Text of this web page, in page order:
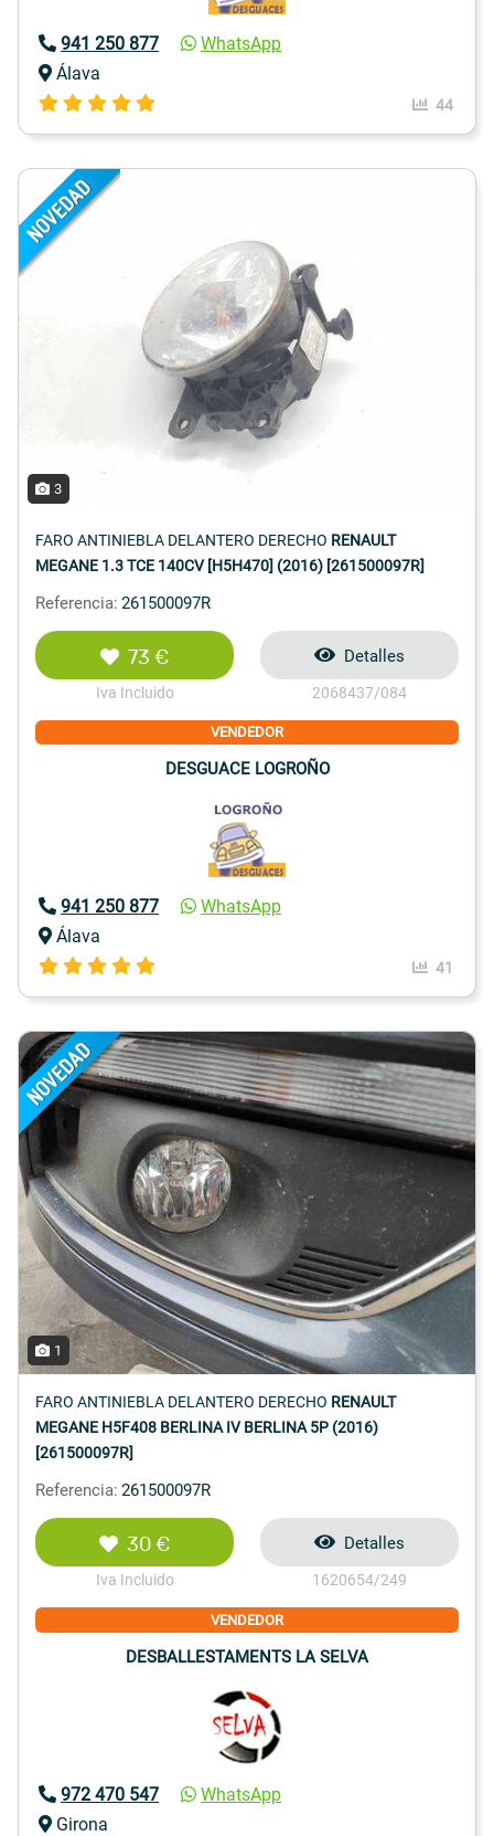
941 250 877
WhatsApp
Álava
44
3
FARO ANTINIEBLA DELANTERO DERECHO RENAULT
MEGANE 1.3 TCE 140CV [H5H470] (2016) [261500097R]
Referencia: 261500097R
73 €
Iva Incluido
Detalles
2068437/084
VENDEDOR
DESGUACE LOGROÑO
941 250 877
WhatsApp
Álava
41
1
FARO ANTINIEBLA DELANTERO DERECHO RENAULT
MEGANE H5F408 BERLINA IV BERLINA 5P (2016)
[261500097R]
Referencia: 261500097R
30 €
Iva Incluido
Detalles
1620654/249
VENDEDOR
DESBALLESTAMENTS LA SELVA
972 470 547
WhatsApp
Girona